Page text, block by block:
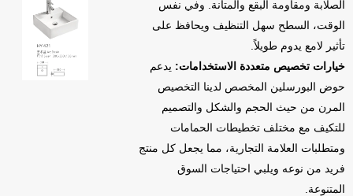
الصلابة ومقاومة البقع والمتانة. وفي نفس
الوقت، السطح سهل التنظيف ويحافظ على
تأثير لامع يدوم طويلاً.
خيارات تخصيص متعددة الاستخدامات: يدعم
حوض البورسلين المخصص لدينا التخصيص
المرن من حيث الحجم والشكل والتصميم
للتكيف مع مختلف تخطيطات الحمامات
ومتطلبات العلامة التجارية، مما يجعل كل منتج
فريد من نوعه ويلبي احتياجات السوق
المتنوعة.